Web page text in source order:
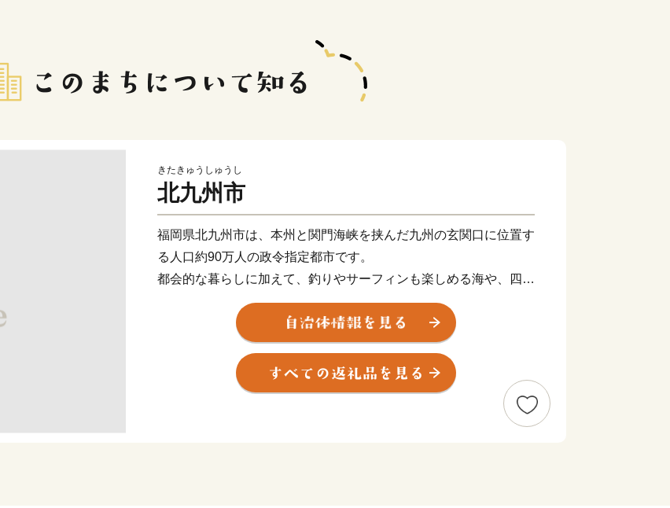
きたきゅうしゅうし
北九州市
福岡県北九州市は、本州と関門海峡を挟んだ九州の玄関口に位置す
る人口約90万人の政令指定都市です。
都会的な暮らしに加えて、釣りやサーフィンも楽しめる海や、四季
折々の草花が生息する山など豊かな自然に囲まれた、地方暮らしの
両方を楽しめる都市です。
関門海峡ふぐ刺身・シャボン玉石けん・肉うどん・辛子明太子など
本市ならではの返礼品に加え、黒毛和牛・ウナギ・カニなど全国的
に人気の返礼品も豊富に揃えています。
ふるさと納税を通じて、ぜひ北九州市の魅力をご体感ください！